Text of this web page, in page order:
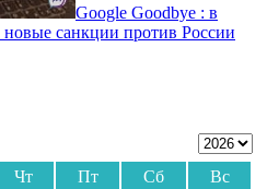
Google Goodbye : в
новые санкции против России
Чт Пт Сб
Вс